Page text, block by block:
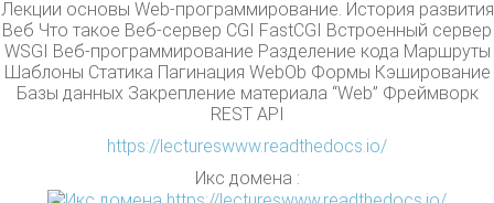
Лекции основы Web-программирование. История развития
Веб Что такое Веб-сервер CGI FastCGI Встроенный сервер
WSGI Веб-программирование Разделение кода Маршруты
Шаблоны Статика Пагинация WebOb Формы Кэширование
Базы данных Закрепление материала “Web” Фреймворк
REST API
https://lectureswww.readthedocs.io/
Икс домена :